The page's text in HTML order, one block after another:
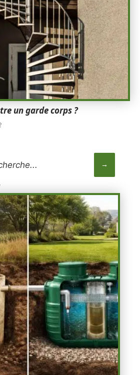
un garde corps ?